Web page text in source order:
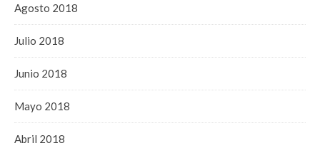
Agosto 2018
Julio 2018
Junio 2018
Mayo 2018
Abril 2018